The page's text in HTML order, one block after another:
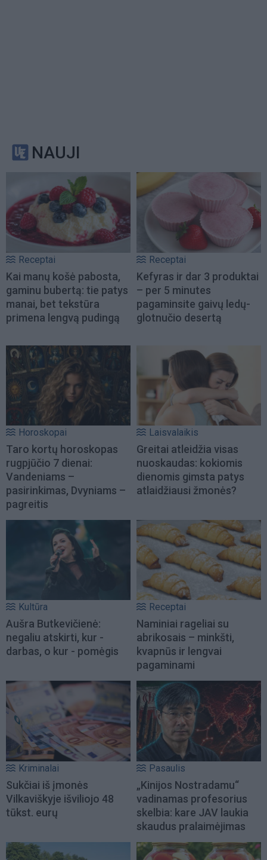
NAUJI
Receptai
Kai manų košė pabosta,
gaminu bubertą: tie patys
manai, bet tekstūra
primena lengvą pudingą
Receptai
Kefyras ir dar 3 produktai
– per 5 minutes
pagaminsite gaivų ledų-
glotnučio desertą
Horoskopai
Taro kortų horoskopas
rugpjūčio 7 dienai:
Vandeniams –
pasirinkimas, Dvyniams –
pagreitis
Laisvalaikis
Greitai atleidžia visas
nuoskaudas: kokiomis
dienomis gimsta patys
atlaidžiausi žmonės?
Kultūra
Aušra Butkevičienė:
negaliu atskirti, kur -
darbas, o kur - pomėgis
Receptai
Naminiai rageliai su
abrikosais – minkšti,
kvapnūs ir lengvai
pagaminami
Kriminalai
Sukčiai iš įmonės
Vilkaviškyje išviliojo 48
tūkst. eurų
Pasaulis
„Kinijos Nostradamu“
vadinamas profesorius
skelbia: kare JAV laukia
skaudus pralaimėjimas